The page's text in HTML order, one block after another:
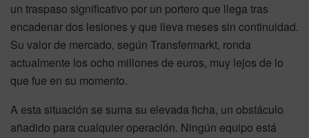
un traspaso significativo por un portero que llega tras
encadenar dos lesiones y que lleva meses sin continuidad.
Su valor de mercado, según Transfermarkt, ronda
actualmente los ocho millones de euros, muy lejos de lo
que fue en su momento.
A esta situación se suma su elevada ficha, un obstáculo
añadido para cualquier operación. Ningún equipo está